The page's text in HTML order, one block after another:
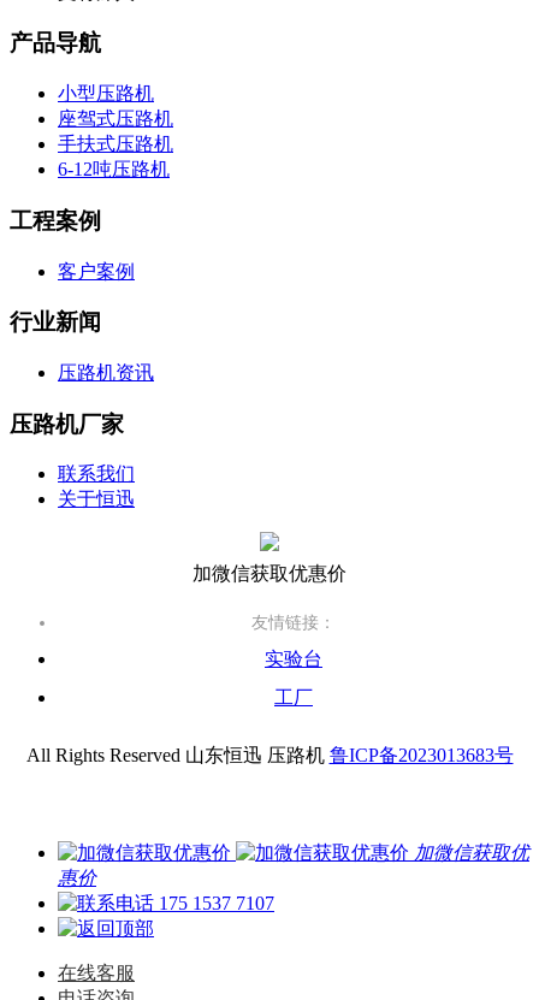
产品导航
小型压路机
座驾式压路机
手扶式压路机
6-12吨压路机
工程案例
客户案例
行业新闻
压路机资讯
压路机厂家
联系我们
关于恒迅
加微信获取优惠价
友情链接：
实验台
工厂
All Rights Reserved 山东恒迅 压路机 鲁ICP备2023013683号
加微信获取优
惠价
175 1537 7107
在线客服